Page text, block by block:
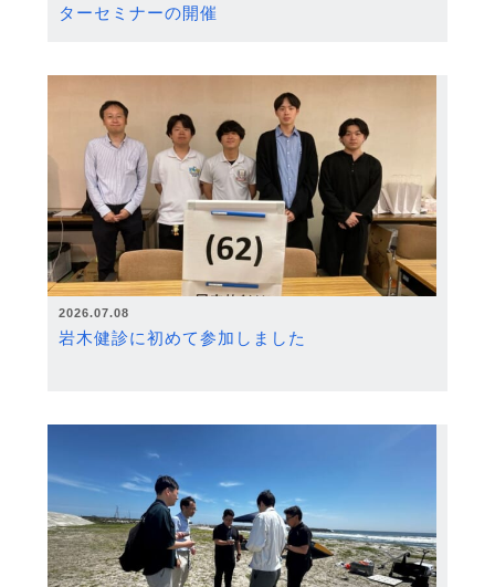
ターセミナーの開催
2026.07.08
岩木健診に初めて参加しました